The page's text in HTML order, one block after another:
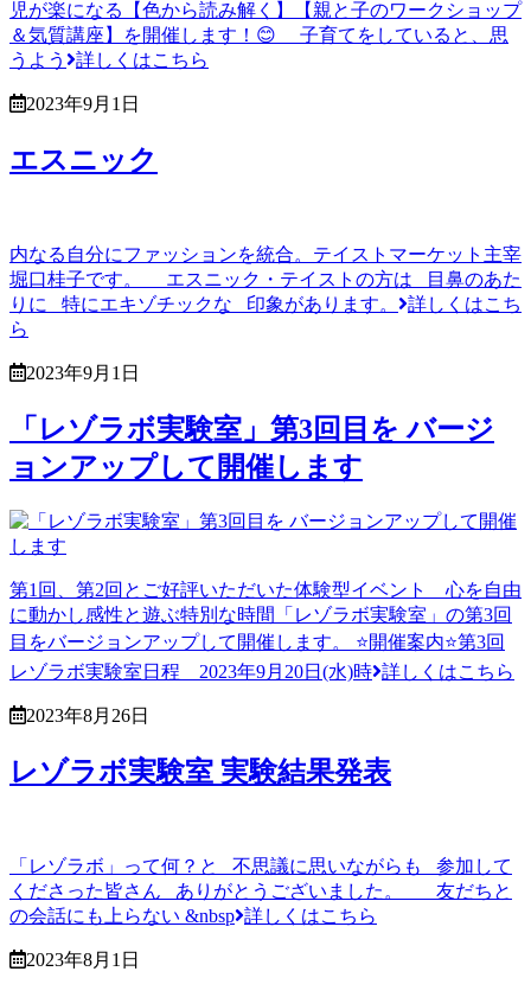
児が楽になる【色から読み解く】【親と子のワークショップ
＆気質講座】を開催します！😊 子育てをしていると、思
うよう
詳しくはこちら
2023年9月1日
エスニック
内なる自分にファッションを統合。テイストマーケット主宰
堀口桂子です。 エスニック・テイストの方は 目鼻のあた
りに 特にエキゾチックな 印象があります。
詳しくはこち
ら
2023年9月1日
「レゾラボ実験室」第3回目を バージ
ョンアップして開催します
第1回、第2回とご好評いただいた体験型イベント 心を自由
に動かし感性と遊ぶ特別な時間「レゾラボ実験室」の第3回
目をバージョンアップして開催します。 ⭐️開催案内⭐️第3回
レゾラボ実験室日程 2023年9月20日(水)時 詳しくはこちら
2023年8月26日
レゾラボ実験室 実験結果発表
「レゾラボ」って何？と 不思議に思いながらも 参加して
くださった皆さん ありがとうございました。 友だちと
の会話にも上らない &nbsp 詳しくはこちら
2023年8月1日